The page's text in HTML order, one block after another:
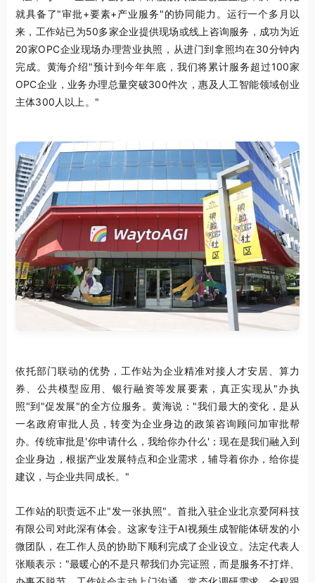
就具备了"审批+要素+产业服务"的协同能力。运行一个多月以
来，工作站已为50多家企业提供现场或线上咨询服务，成功为近
20家OPC企业现场办理营业执照，从进门到拿照均在30分钟内
完成。黄海介绍"预计到今年年底，我们将累计服务超过100家
OPC企业，业务办理总量突破300件次，惠及人工智能领域创业
主体300人以上。"
依托部门联动的优势，工作站为企业精准对接人才安居、算力
券、公共模型应用、银行融资等发展要素，真正实现从"办执
照"到"促发展"的全方位服务。黄海说："我们最大的变化，是从
一名政府审批人员，转变为企业身边的政策咨询顾问加审批帮
办。传统审批是'你申请什么，我给你办什么'；现在是我们融入到
企业身边，根据产业发展特点和企业需求，辅导着你办，给你提
建议，与企业共同成长。"
工作站的职责远不止"发一张执照"。首批入驻企业北京爱阿科技
有限公司对此深有体会。这家专注于AI视频生成智能体研发的小
微团队，在工作人员的协助下顺利完成了企业设立。法定代表人
张顺表示："最暖心的不是只帮我们办完证照，而是服务不打烊、